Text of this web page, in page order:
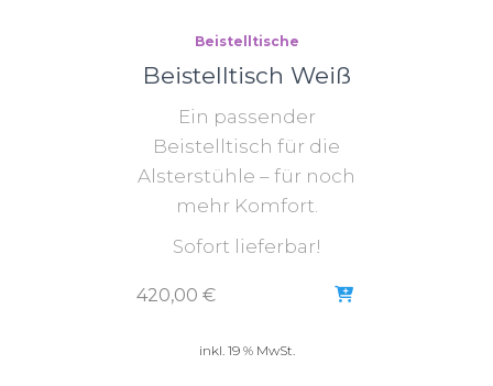
Beistelltische
Beistelltisch Weiß
Ein passender
Beistelltisch für die
Alsterstühle – für noch
mehr Komfort.
Sofort lieferbar!
420,00 €
inkl. 19 % MwSt.